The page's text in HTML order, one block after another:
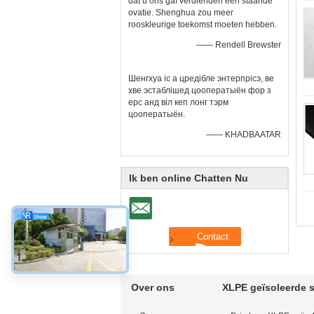
ovatie. Shenghua zou meer
rooskleurige toekomst moeten hebben.
—— Rendell Brewster
Шенгхуа іс а цредібле энтерпрісэ, ве
хве эстаблішед цооператыён фор з
ерс анд віл кеп лонг тэрм
цооператыён.
—— KHADBAATAR
Ik ben online Chatten Nu
Over ons XLPE geïsoleerde